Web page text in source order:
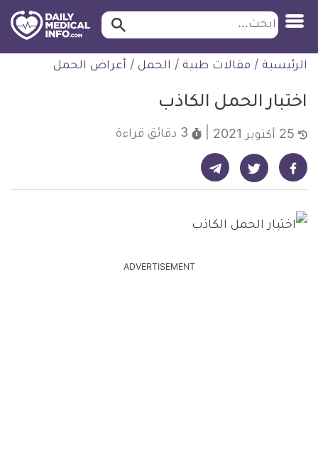
التخطي
للمحتوى
طبية
ابحث ابحث…
الرئيسية / مقالات طبية / الحمل / أعراض الحمل
اختبار الحمل الكاذب
3 دقائق قراءة
شارك على فيسبوك - ديلي ميديكال انفو شارك على تويتر - ديلي ميديكال انفو شارك على تيليجرام - ديلي ميديكال انفو
ADVERTISEMENT